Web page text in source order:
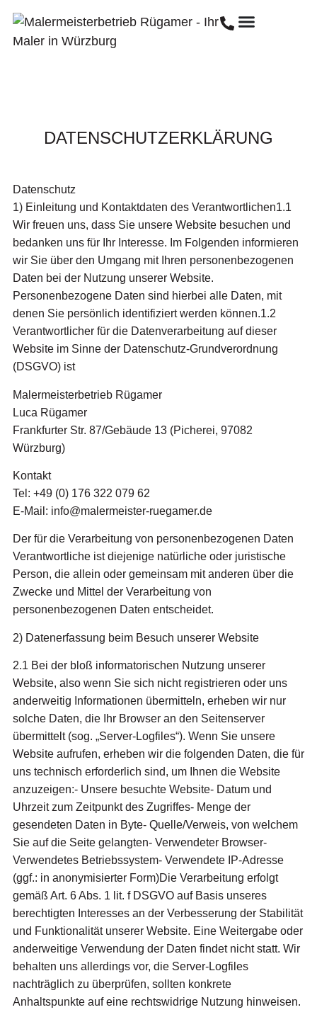
springen
DATENSCHUTZERKLÄRUNG
Datenschutz
1) Einleitung und Kontaktdaten des Verantwortlichen1.1
Wir freuen uns, dass Sie unsere Website besuchen und
bedanken uns für Ihr Interesse. Im Folgenden informieren
wir Sie über den Umgang mit Ihren personenbezogenen
Daten bei der Nutzung unserer Website.
Personenbezogene Daten sind hierbei alle Daten, mit
denen Sie persönlich identifiziert werden können.1.2
Verantwortlicher für die Datenverarbeitung auf dieser
Website im Sinne der Datenschutz-Grundverordnung
(DSGVO) ist
Malermeisterbetrieb Rügamer
Luca Rügamer
Frankfurter Str. 87/Gebäude 13 (Picherei, 97082
Würzburg)
Kontakt
Tel: +49 (0) 176 322 079 62
E-Mail: info@malermeister-ruegamer.de
Der für die Verarbeitung von personenbezogenen Daten
Verantwortliche ist diejenige natürliche oder juristische
Person, die allein oder gemeinsam mit anderen über die
Zwecke und Mittel der Verarbeitung von
personenbezogenen Daten entscheidet.
2) Datenerfassung beim Besuch unserer Website
2.1 Bei der bloß informatorischen Nutzung unserer
Website, also wenn Sie sich nicht registrieren oder uns
anderweitig Informationen übermitteln, erheben wir nur
solche Daten, die Ihr Browser an den Seitenserver
übermittelt (sog. „Server-Logfiles“). Wenn Sie unsere
Website aufrufen, erheben wir die folgenden Daten, die für
uns technisch erforderlich sind, um Ihnen die Website
anzuzeigen:- Unsere besuchte Website- Datum und
Uhrzeit zum Zeitpunkt des Zugriffes- Menge der
gesendeten Daten in Byte- Quelle/Verweis, von welchem
Sie auf die Seite gelangten- Verwendeter Browser-
Verwendetes Betriebssystem- Verwendete IP-Adresse
(ggf.: in anonymisierter Form)Die Verarbeitung erfolgt
gemäß Art. 6 Abs. 1 lit. f DSGVO auf Basis unseres
berechtigten Interesses an der Verbesserung der Stabilität
und Funktionalität unserer Website. Eine Weitergabe oder
anderweitige Verwendung der Daten findet nicht statt. Wir
behalten uns allerdings vor, die Server-Logfiles
nachträglich zu überprüfen, sollten konkrete
Anhaltspunkte auf eine rechtswidrige Nutzung hinweisen.